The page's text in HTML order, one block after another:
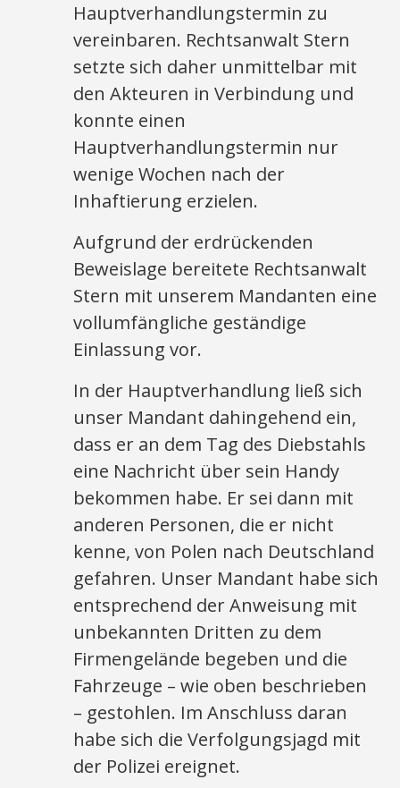
Hauptverhandlungstermin zu
vereinbaren. Rechtsanwalt Stern
setzte sich daher unmittelbar mit
den Akteuren in Verbindung und
konnte einen
Hauptverhandlungstermin nur
wenige Wochen nach der
Inhaftierung erzielen.
Aufgrund der erdrückenden
Beweislage bereitete Rechtsanwalt
Stern mit unserem Mandanten eine
vollumfängliche geständige
Einlassung vor.
In der Hauptverhandlung ließ sich
unser Mandant dahingehend ein,
dass er an dem Tag des Diebstahls
eine Nachricht über sein Handy
bekommen habe. Er sei dann mit
anderen Personen, die er nicht
kenne, von Polen nach Deutschland
gefahren. Unser Mandant habe sich
entsprechend der Anweisung mit
unbekannten Dritten zu dem
Firmengelände begeben und die
Fahrzeuge – wie oben beschrieben
– gestohlen. Im Anschluss daran
habe sich die Verfolgungsjagd mit
der Polizei ereignet.